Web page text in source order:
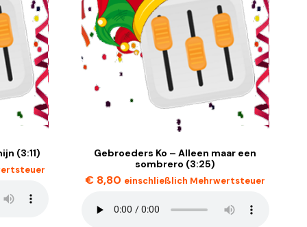
(3:11)
Gebroeders Ko – Alleen maar een
sombrero (3:25)
€ 8,80 einschließlich Mehrwertsteuer